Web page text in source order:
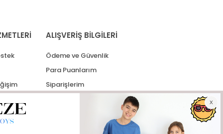
ALIŞVERİŞ BİLGİLERİ
Ödeme ve Güvenlik
Para Puanlarım
Siparişlerim